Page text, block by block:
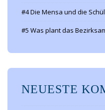
#4 Die Mensa und die
#5 Was plant das
NEUESTE